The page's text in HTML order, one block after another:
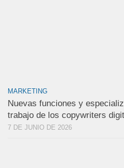
MARKETING
Nuevas funciones y
trabajo de los copywriters
7 DE JUNIO DE 2026